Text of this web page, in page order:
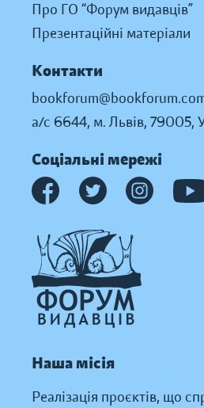
Про ГО “Форум видавців”
Презентаційні матеріали
Контакти
а/с 6644, м. Львів, 79005,
Соціальні мережі
Наша місія
Реалізація проєктів, що